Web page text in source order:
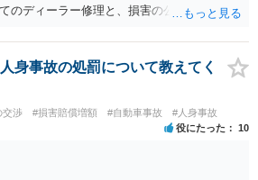
のディーラー修理と、損害の公平な分担と
償額は協定額が基準になってしまいます。
たのは修理工場の方ですので、修理見積も
ているところがあれば、返金を交渉してみ
。 ただ、法的な権利に基づいて当然に減額
ので、確実に減額できるとは言い切れない
にかかった費用を聞く保険会社の質問の趣
ので、ちょっと分かりかねてしまいます。
「盛っている」可能性を疑っているかもし
身事故の処罰について教えてく
交渉 #損害賠償増額 #自動車事故 #人身事故
役にたった 10